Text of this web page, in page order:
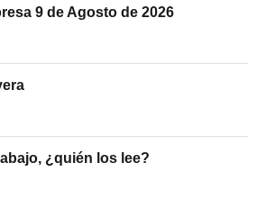
9 de Agosto de 2026
¿quién los lee?